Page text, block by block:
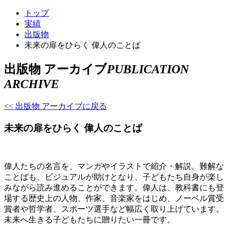
トップ
実績
出版物
未来の扉をひらく 偉人のことば
出版物 アーカイブPUBLICATION
ARCHIVE
<< 出版物 アーカイブに戻る
未来の扉をひらく 偉人のことば
偉人たちの名言を、マンガやイラストで紹介・解説。難解な
ことばも、ビジュアルが助けとなり、子どもたち自身が楽し
みながら読み進めることができます。偉人は、教科書にも登
場する歴史上の人物、作家、音楽家をはじめ、ノーベル賞受
賞者や哲学者、スポーツ選手など幅広く取り上げています。
未来へ生きる子どもたちに贈りたい一冊です。